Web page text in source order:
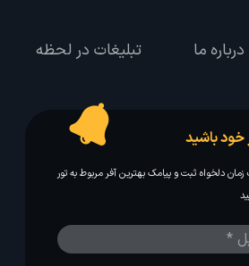
درباره ما تبلیغات در لحظه
باشید
دلخواه ثبت و پیامک بهترین آفر مربوط به تور